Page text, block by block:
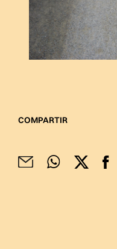
COMPARTIR